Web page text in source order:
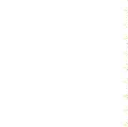
・
・
・
・
・
・
・
・
・